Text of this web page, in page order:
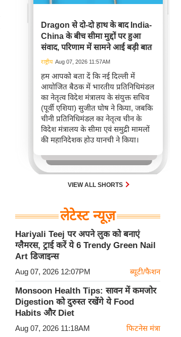
Dragon से दो-दो हाथ के बाद India-
China के बीच सीमा मुद्दों पर हुआ
संवाद, परिणाम में सामने आई बड़ी बात
राष्ट्रीय Aug 07, 2026 11:57AM
हम आपको बता दें कि नई दिल्ली में
आयोजित बैठक में भारतीय प्रतिनिधिमंडल
का नेतृत्व विदेश मंत्रालय के संयुक्त सचिव
(पूर्वी एशिया) सुजीत घोष ने किया, जबकि
चीनी प्रतिनिधिमंडल का नेतृत्व चीन के
विदेश मंत्रालय के सीमा एवं समुद्री मामलों
की महानिदेशक होउ यानची ने किया।
VIEW ALL SHORTS
लेटेस्ट न्यूज़
Hariyali Teej पर अपने लुक को बनाएं
ग्लैमरस, ट्राई करें ये 6 Trendy Green Nail
Art डिजाइन्स
Aug 07, 2026 12:07PM ब्यूटी/फैशन
Monsoon Health Tips: सावन में कमजोर
Digestion को दुरुस्त रखेंगे ये Food
Habits और Diet
Aug 07, 2026 11:18AM फिटनेस मंत्रा